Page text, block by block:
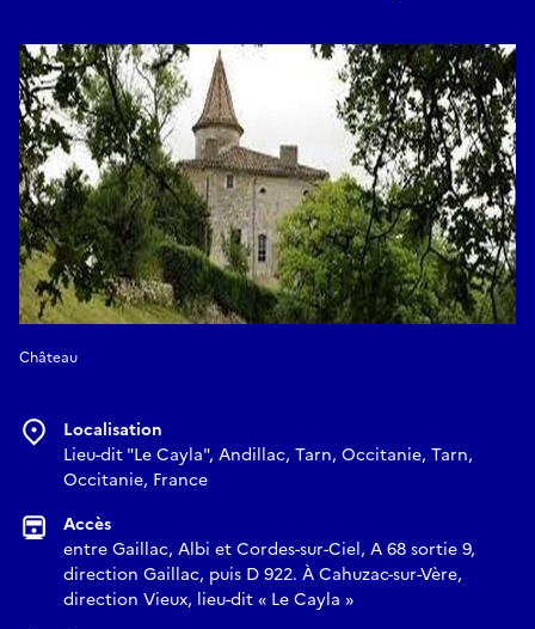
Château
Localisation
Lieu-dit "Le Cayla", Andillac, Tarn, Occitanie, Tarn,
Occitanie, France
Accès
entre Gaillac, Albi et Cordes-sur-Ciel, A 68 sortie 9,
direction Gaillac, puis D 922. À Cahuzac-sur-Vère,
direction Vieux, lieu-dit « Le Cayla »